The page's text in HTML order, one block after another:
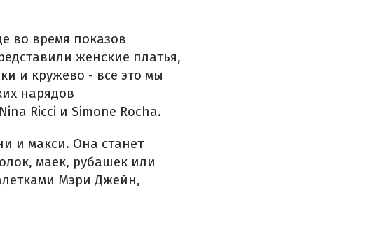
во время показов
женские платья,
и кружево - все это мы
нарядов
Ricci и Simone Rocha.
и макси. Она станет
маек, рубашек или
Мэри Джейн,